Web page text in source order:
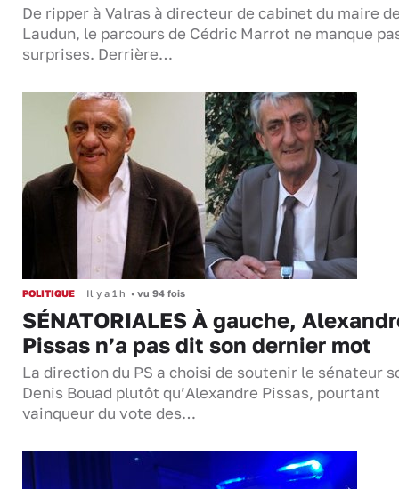
De ripper à Valras à directeur de cabinet du maire
Laudun, le parcours de Cédric Marrot ne manque
surprises. Derrière…
POLITIQUE Il y a 1 h • vu 94 fois
SÉNATORIALES À gauche,
Pissas n’a pas dit son dernier mot
La direction du PS a choisi de soutenir le sénateur
Denis Bouad plutôt qu’Alexandre Pissas, pourtant
vainqueur du vote des…